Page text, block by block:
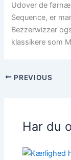
Udover de
Sequence, er
Bezzerwizzer
klassikere som
PREVIOUS
Har du